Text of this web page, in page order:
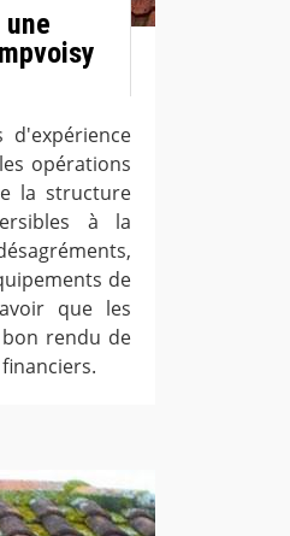
d'expérience
opérations
la structure
à la
de
que les
rendu de